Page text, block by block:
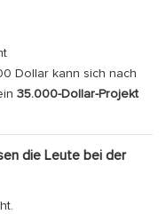
Dollar kann sich nach
35.000-Dollar-Projekt
die Leute bei der